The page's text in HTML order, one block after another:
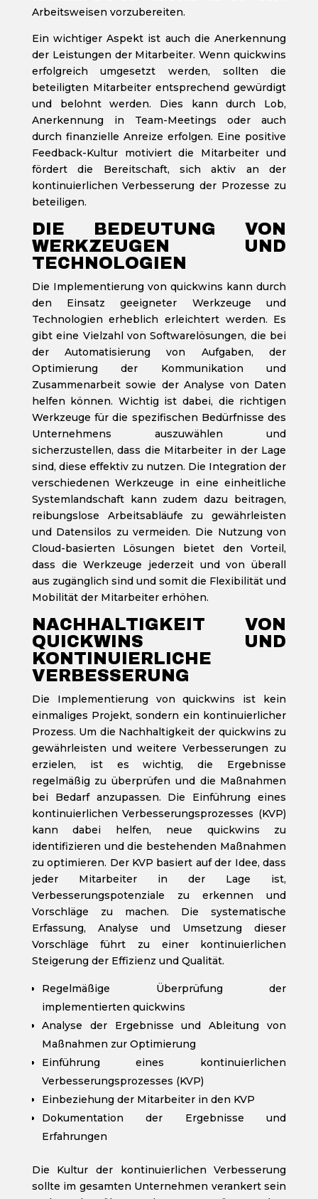
Arbeitsweisen vorzubereiten.
Ein wichtiger Aspekt ist auch die Anerkennung
der Leistungen der Mitarbeiter. Wenn quickwins
erfolgreich umgesetzt werden, sollten die
beteiligten Mitarbeiter entsprechend gewürdigt
und belohnt werden. Dies kann durch Lob,
Anerkennung in Team-Meetings oder auch
durch finanzielle Anreize erfolgen. Eine positive
Feedback-Kultur motiviert die Mitarbeiter und
fördert die Bereitschaft, sich aktiv an der
kontinuierlichen Verbesserung der Prozesse zu
beteiligen.
DIE BEDEUTUNG VON
WERKZEUGEN UND
TECHNOLOGIEN
Die Implementierung von quickwins kann durch
den Einsatz geeigneter Werkzeuge und
Technologien erheblich erleichtert werden. Es
gibt eine Vielzahl von Softwarelösungen, die bei
der Automatisierung von Aufgaben, der
Optimierung der Kommunikation und
Zusammenarbeit sowie der Analyse von Daten
helfen können. Wichtig ist dabei, die richtigen
Werkzeuge für die spezifischen Bedürfnisse des
Unternehmens auszuwählen und
sicherzustellen, dass die Mitarbeiter in der Lage
sind, diese effektiv zu nutzen. Die Integration der
verschiedenen Werkzeuge in eine einheitliche
Systemlandschaft kann zudem dazu beitragen,
reibungslose Arbeitsabläufe zu gewährleisten
und Datensilos zu vermeiden. Die Nutzung von
Cloud-basierten Lösungen bietet den Vorteil,
dass die Werkzeuge jederzeit und von überall
aus zugänglich sind und somit die Flexibilität und
Mobilität der Mitarbeiter erhöhen.
NACHHALTIGKEIT VON
QUICKWINS UND
KONTINUIERLICHE
VERBESSERUNG
Die Implementierung von quickwins ist kein
einmaliges Projekt, sondern ein kontinuierlicher
Prozess. Um die Nachhaltigkeit der quickwins zu
gewährleisten und weitere Verbesserungen zu
erzielen, ist es wichtig, die Ergebnisse
regelmäßig zu überprüfen und die Maßnahmen
bei Bedarf anzupassen. Die Einführung eines
kontinuierlichen Verbesserungsprozesses (KVP)
kann dabei helfen, neue quickwins zu
identifizieren und die bestehenden Maßnahmen
zu optimieren. Der KVP basiert auf der Idee, dass
jeder Mitarbeiter in der Lage ist,
Verbesserungspotenziale zu erkennen und
Vorschläge zu machen. Die systematische
Erfassung, Analyse und Umsetzung dieser
Vorschläge führt zu einer kontinuierlichen
Steigerung der Effizienz und Qualität.
Regelmäßige Überprüfung der
implementierten quickwins
Analyse der Ergebnisse und Ableitung von
Maßnahmen zur Optimierung
Einführung eines kontinuierlichen
Verbesserungsprozesses (KVP)
Einbeziehung der Mitarbeiter in den KVP
Dokumentation der Ergebnisse und
Erfahrungen
Die Kultur der kontinuierlichen Verbesserung
sollte im gesamten Unternehmen verankert sein